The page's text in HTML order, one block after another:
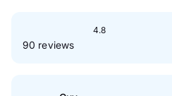
4.8
90 reviews